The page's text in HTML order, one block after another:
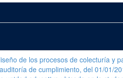
de los procesos de colecturía y
de cumplimiento, del 01/01/